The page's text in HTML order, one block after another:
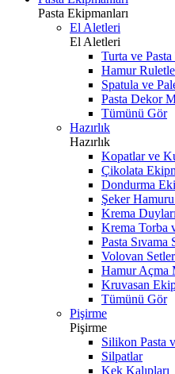
Pasta Ekipmanları
El Aletleri
El Aletleri
Turta ve Pasta
Hamur
Spatula ve
Pasta Dekor
Tümünü Gör
Hazırlık
Hazırlık
Kopatlar ve
Çikolata
Dondurma
Şeker
Krema Duyları
Krema Torba
Pasta Sıvama
Volovan Setler
Hamur Açma
Kruvasan
Tümünü Gör
Pişirme
Pişirme
Silikon Pasta
Silpatlar
Kek Kalıpları